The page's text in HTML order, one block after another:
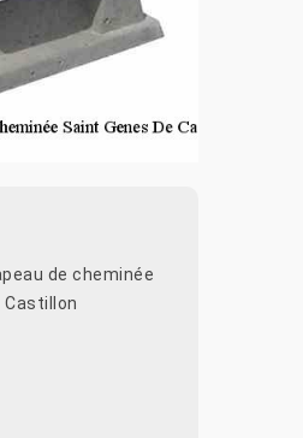
de cheminée
Castillon